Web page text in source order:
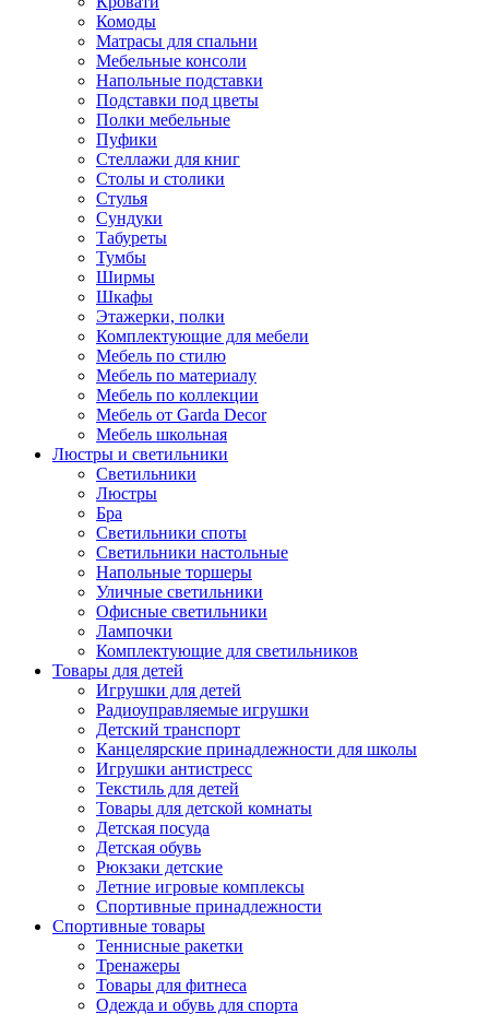
Комоды
Матрасы для спальни
Мебельные консоли
Напольные подставки
Подставки под цветы
Полки мебельные
Пуфики
Стеллажи для книг
Столы и столики
Стулья
Сундуки
Табуреты
Тумбы
Ширмы
Шкафы
Этажерки, полки
Комплектующие для мебели
Мебель по стилю
Мебель по материалу
Мебель по коллекции
Мебель от Garda Decor
Мебель школьная
Люстры и светильники
Светильники
Люстры
Бра
Светильники споты
Светильники настольные
Напольные торшеры
Уличные светильники
Офисные светильники
Лампочки
Комплектующие для светильников
Товары для детей
Игрушки для детей
Радиоуправляемые игрушки
Детский транспорт
Канцелярские принадлежности для школы
Игрушки антистресс
Текстиль для детей
Товары для детской комнаты
Детская посуда
Детская обувь
Рюкзаки детские
Летние игровые комплексы
Спортивные принадлежности
Спортивные товары
Теннисные ракетки
Тренажеры
Товары для фитнеса
Одежда и обувь для спорта